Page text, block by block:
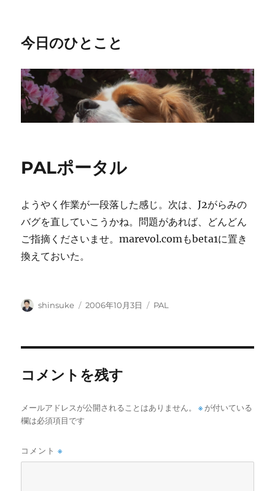
今日のひとこと
PALポータル
ようやく作業が一段落した感じ。次は、J2がらみの
バグを直していこうかね。問題があれば、どんどん
ご指摘くださいませ。marevol.comもbeta1に置き
換えておいた。
投
shinsuke
投
2006年10月3日
カ
PAL
コメントを残す
メールアドレスが公開されることはありません。 ※が付いている
欄は必須項目です
コメント※